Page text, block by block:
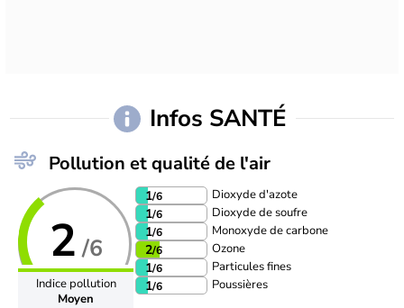
Infos SANTÉ
Pollution et qualité de l'air
2 /6
Indice pollution
Moyen
1/6 Dioxyde d'azote
1/6 Dioxyde de soufre
1/6 Monoxyde de carbone
2/6 Ozone
1/6 Particules fines
1/6 Poussières